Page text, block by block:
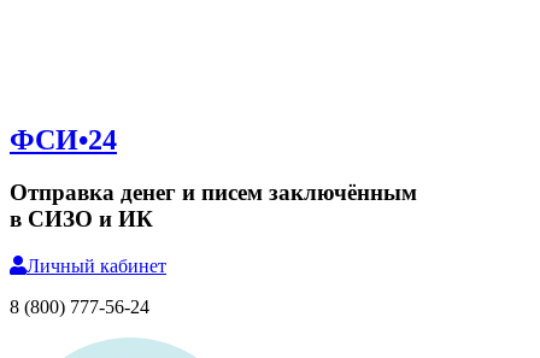
ФСИ•24
Отправка денег и писем заключённым
в СИЗО и ИК
Личный кабинет
8 (800) 777-56-24